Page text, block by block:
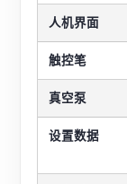
人机界面
触控笔
真空泵
设置数据